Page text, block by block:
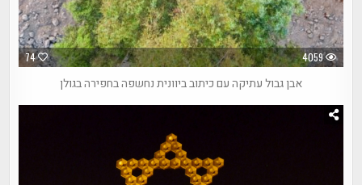
74 4059
אבן גבול עתיקה עם כיתוב ביוונית נחשפה בחפירה בגולן